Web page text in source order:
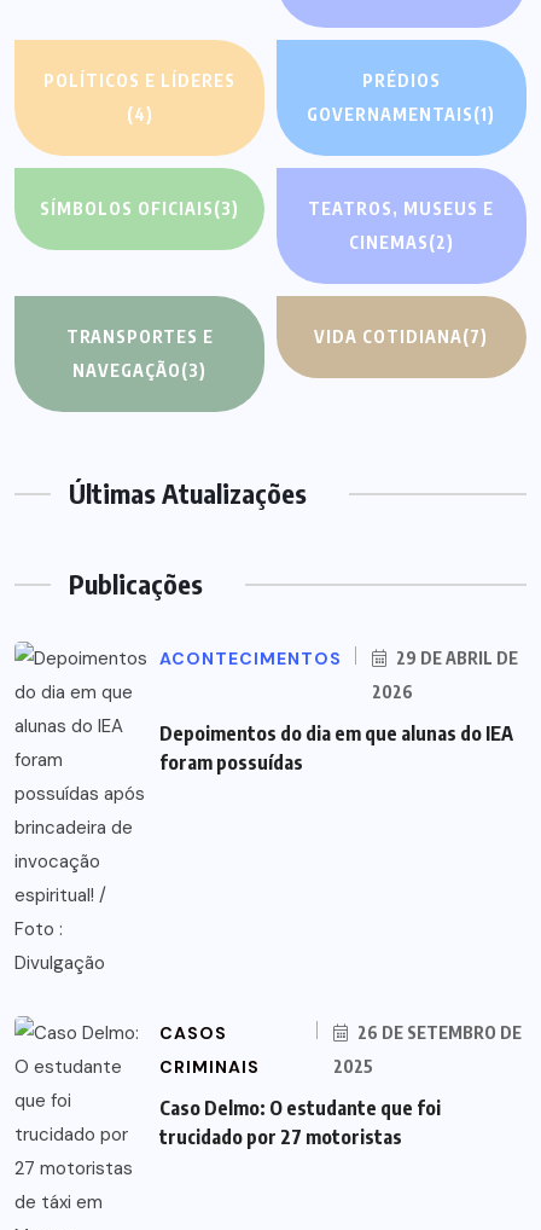
POLÍTICOS E LÍDERES
(4)
PRÉDIOS
GOVERNAMENTAIS(1)
SÍMBOLOS OFICIAIS(3)
TEATROS, MUSEUS E
CINEMAS(2)
TRANSPORTES E
NAVEGAÇÃO(3)
VIDA COTIDIANA(7)
Últimas Atualizações
Publicações
ACONTECIMENTOS
29 DE ABRIL DE
2026
Depoimentos do dia em que alunas do IEA
foram possuídas
CASOS
CRIMINAIS
26 DE SETEMBRO DE
2025
Caso Delmo: O estudante que foi
trucidado por 27 motoristas